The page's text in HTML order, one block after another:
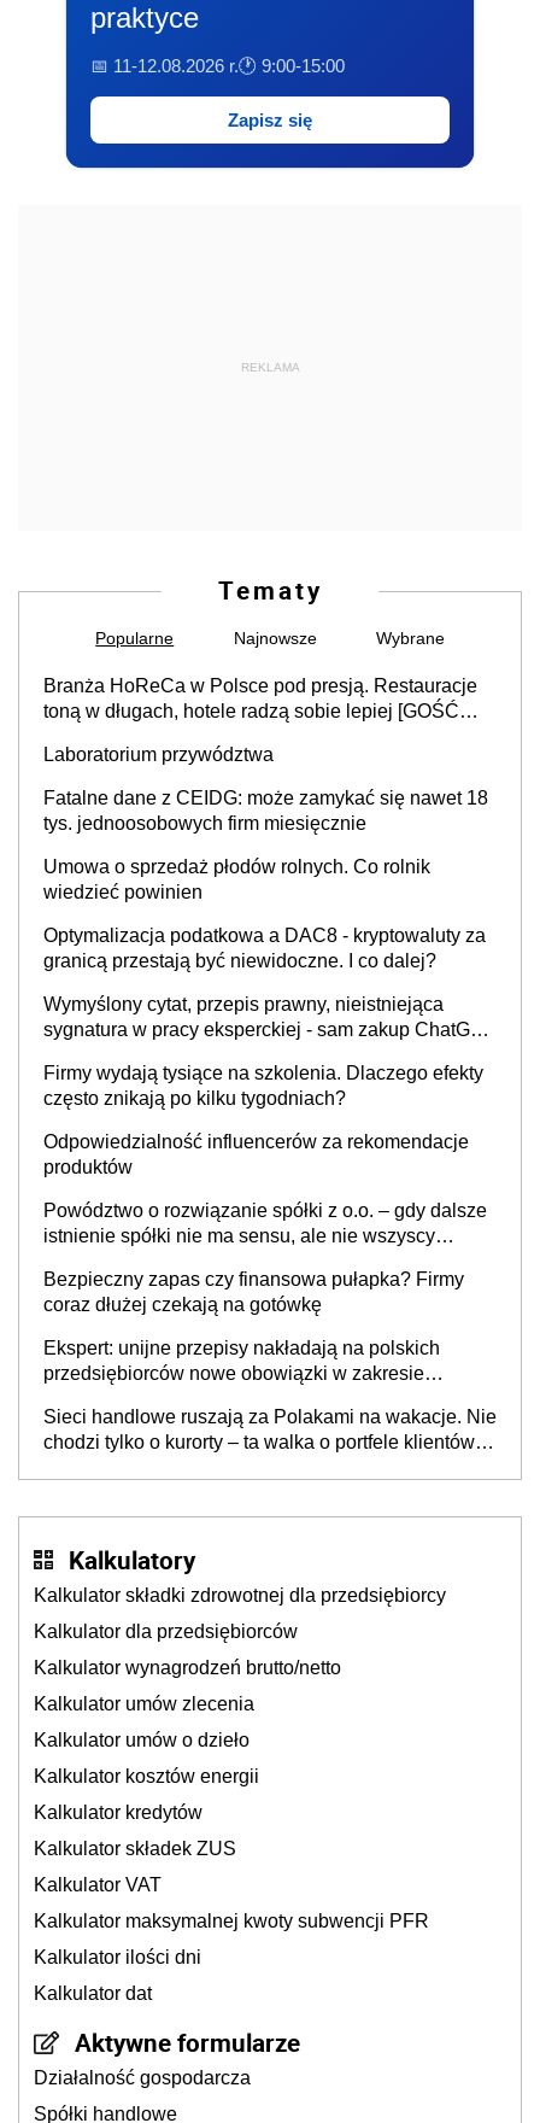
praktyce
📅 11-12.08.2026 r.🕐 9:00-15:00
Zapisz się
REKLAMA
Tematy
Popularne Najnowsze Wybrane
Branża HoReCa w Polsce pod presją. Restauracje
toną w długach, hotele radzą sobie lepiej [GOŚĆ
Laboratorium przywództwa
Fatalne dane z CEIDG: może zamykać się nawet 18
tys. jednoosobowych firm miesięcznie
Umowa o sprzedaż płodów rolnych. Co rolnik
wiedzieć powinien
Optymalizacja podatkowa a DAC8 - kryptowaluty za
granicą przestają być niewidoczne. I co dalej?
Wymyślony cytat, przepis prawny, nieistniejąca
sygnatura w pracy eksperckiej - sam zakup ChatGPT
Firmy wydają tysiące na szkolenia. Dlaczego efekty
często znikają po kilku tygodniach?
Odpowiedzialność influencerów za rekomendacje
produktów
Powództwo o rozwiązanie spółki z o.o. – gdy dalsze
istnienie spółki nie ma sensu, ale nie wszyscy
Bezpieczny zapas czy finansowa pułapka? Firmy
coraz dłużej czekają na gotówkę
Ekspert: unijne przepisy nakładają na polskich
przedsiębiorców nowe obowiązki w zakresie
Sieci handlowe ruszają za Polakami na wakacje. Nie
chodzi tylko o kurorty – ta walka o portfele klientów
Kalkulatory
Kalkulator składki zdrowotnej dla przedsiębiorcy
Kalkulator dla przedsiębiorców
Kalkulator wynagrodzeń brutto/netto
Kalkulator umów zlecenia
Kalkulator umów o dzieło
Kalkulator kosztów energii
Kalkulator kredytów
Kalkulator składek ZUS
Kalkulator VAT
Kalkulator maksymalnej kwoty subwencji PFR
Kalkulator ilości dni
Kalkulator dat
Aktywne formularze
Działalność gospodarcza
Spółki handlowe